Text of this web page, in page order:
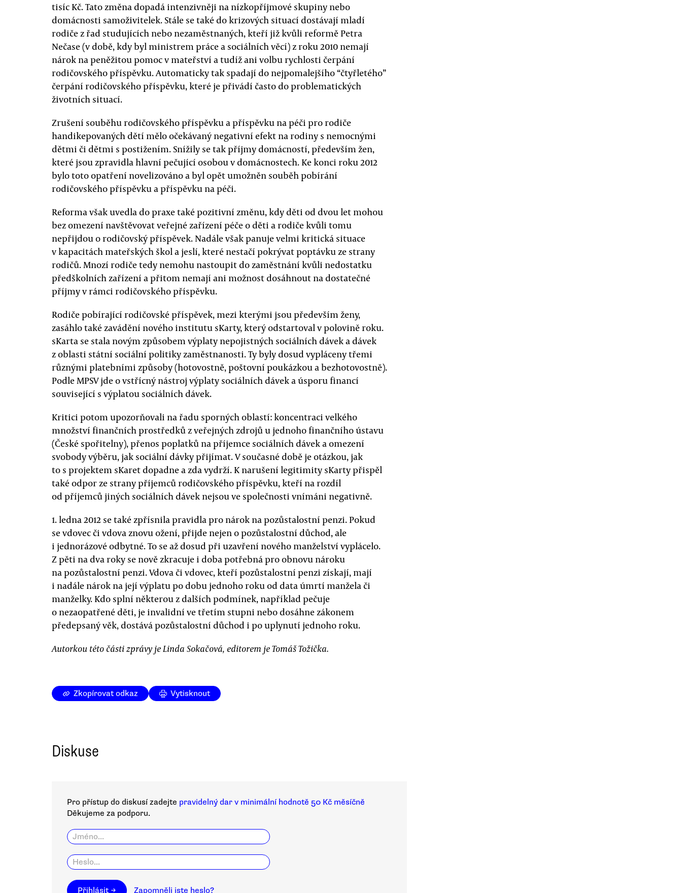
tisíc Kč. Tato změna dopadá intenzivněji na nízkopříjmové skupiny nebo
domácnosti samoživitelek. Stále se také do krizových situací dostávají mladí
rodiče z řad studujících nebo nezaměstnaných, kteří již kvůli reformě Petra
Nečase (v době, kdy byl ministrem práce a sociálních věcí) z roku 2010 nemají
nárok na peněžitou pomoc v mateřství a tudíž ani volbu rychlosti čerpání
rodičovského příspěvku. Automaticky tak spadají do nejpomalejšího “čtyřletého”
čerpání rodičovského příspěvku, které je přivádí často do problematických
životních situací.
Zrušení souběhu rodičovského příspěvku a příspěvku na péči pro rodiče
handikepovaných dětí mělo očekávaný negativní efekt na rodiny s nemocnými
dětmi či dětmi s postižením. Snížily se tak příjmy domácností, především žen,
které jsou zpravidla hlavní pečující osobou v domácnostech. Ke konci roku 2012
bylo toto opatření novelizováno a byl opět umožněn souběh pobírání
rodičovského příspěvku a příspěvku na péči.
Reforma však uvedla do praxe také pozitivní změnu, kdy děti od dvou let mohou
bez omezení navštěvovat veřejné zařízení péče o děti a rodiče kvůli tomu
nepřijdou o rodičovský příspěvek. Nadále však panuje velmi kritická situace
v kapacitách mateřských škol a jeslí, které nestačí pokrývat poptávku ze strany
rodičů. Mnozí rodiče tedy nemohu nastoupit do zaměstnání kvůli nedostatku
předškolních zařízení a přitom nemají ani možnost dosáhnout na dostatečné
příjmy v rámci rodičovského příspěvku.
Rodiče pobírající rodičovské příspěvek, mezi kterými jsou především ženy,
zasáhlo také zavádění nového institutu sKarty, který odstartoval v polovině roku.
sKarta se stala novým způsobem výplaty nepojistných sociálních dávek a dávek
z oblasti státní sociální politiky zaměstnanosti. Ty byly dosud vypláceny třemi
různými platebními způsoby (hotovostně, poštovní poukázkou a bezhotovostně).
Podle MPSV jde o vstřícný nástroj výplaty sociálních dávek a úsporu financí
související s výplatou sociálních dávek.
Kritici potom upozorňovali na řadu sporných oblastí: koncentraci velkého
množství finančních prostředků z veřejných zdrojů u jednoho finančního ústavu
(České spořitelny), přenos poplatků na příjemce sociálních dávek a omezení
svobody výběru, jak sociální dávky přijímat. V současné době je otázkou, jak
to s projektem sKaret dopadne a zda vydrží. K narušení legitimity sKarty přispěl
také odpor ze strany příjemců rodičovského příspěvku, kteří na rozdíl
od příjemců jiných sociálních dávek nejsou ve společnosti vnímáni negativně.
1. ledna 2012 se také zpřísnila pravidla pro nárok na pozůstalostní penzi. Pokud
se vdovec či vdova znovu ožení, přijde nejen o pozůstalostní důchod, ale
i jednorázové odbytné. To se až dosud při uzavření nového manželství vyplácelo.
Z pěti na dva roky se nově zkracuje i doba potřebná pro obnovu nároku
na pozůstalostní penzi. Vdova či vdovec, kteří pozůstalostní penzi získají, mají
i nadále nárok na její výplatu po dobu jednoho roku od data úmrtí manžela či
manželky. Kdo splní některou z dalších podmínek, například pečuje
o nezaopatřené děti, je invalidní ve třetím stupni nebo dosáhne zákonem
předepsaný věk, dostává pozůstalostní důchod i po uplynutí jednoho roku.
Autorkou této části zprávy je Linda Sokačová, editorem je Tomáš Tožička.
Zkopírovat odkaz Vytisknout
Diskuse
Pro přístup do diskusí zadejte pravidelný dar v minimální hodnotě 50 Kč měsíčně
Děkujeme za podporu.
Přihlásit → Zapomněli jste heslo?